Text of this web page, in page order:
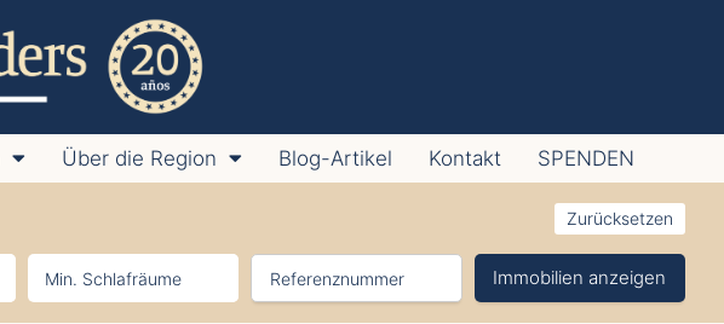
Über die Region Blog-Artikel Kontakt SPENDEN
Zurücksetzen
Immobilien anzeigen